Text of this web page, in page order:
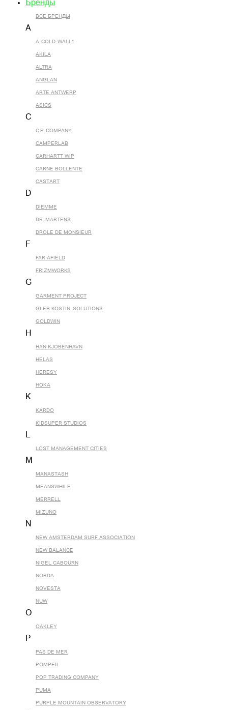
Бренды
ВСЕ БРЕНДЫ
A
A-COLD-WALL*
AKILA
ALTRA
ANGLAN
ARTE ANTWERP
ASICS
C
C.P. COMPANY
CAMPERLAB
CARHARTT WIP
CARNE BOLLENTE
CASTART
D
DIEMME
DR. MARTENS
DROLE DE MONSIEUR
F
FAR AFIELD
FRIZMWORKS
G
GARMENT PROJECT
GLEB KOSTIN .SOLUTIONS
GOLDWIN
H
HAN KJOBENHAVN
HELAS
HERESY
HOKA
K
KARDO
KIDSUPER STUDIOS
L
LOST MANAGEMENT CITIES
M
MANASTASH
MEANSWHILE
MERRELL
MIZUNO
N
NEW AMSTERDAM SURF ASSOCIATION
NEW BALANCE
NIGEL CABOURN
NORDA
NOVESTA
NUW
O
OAKLEY
P
PAS DE MER
POMPEII
POP TRADING COMPANY
PUMA
PURPLE MOUNTAIN OBSERVATORY